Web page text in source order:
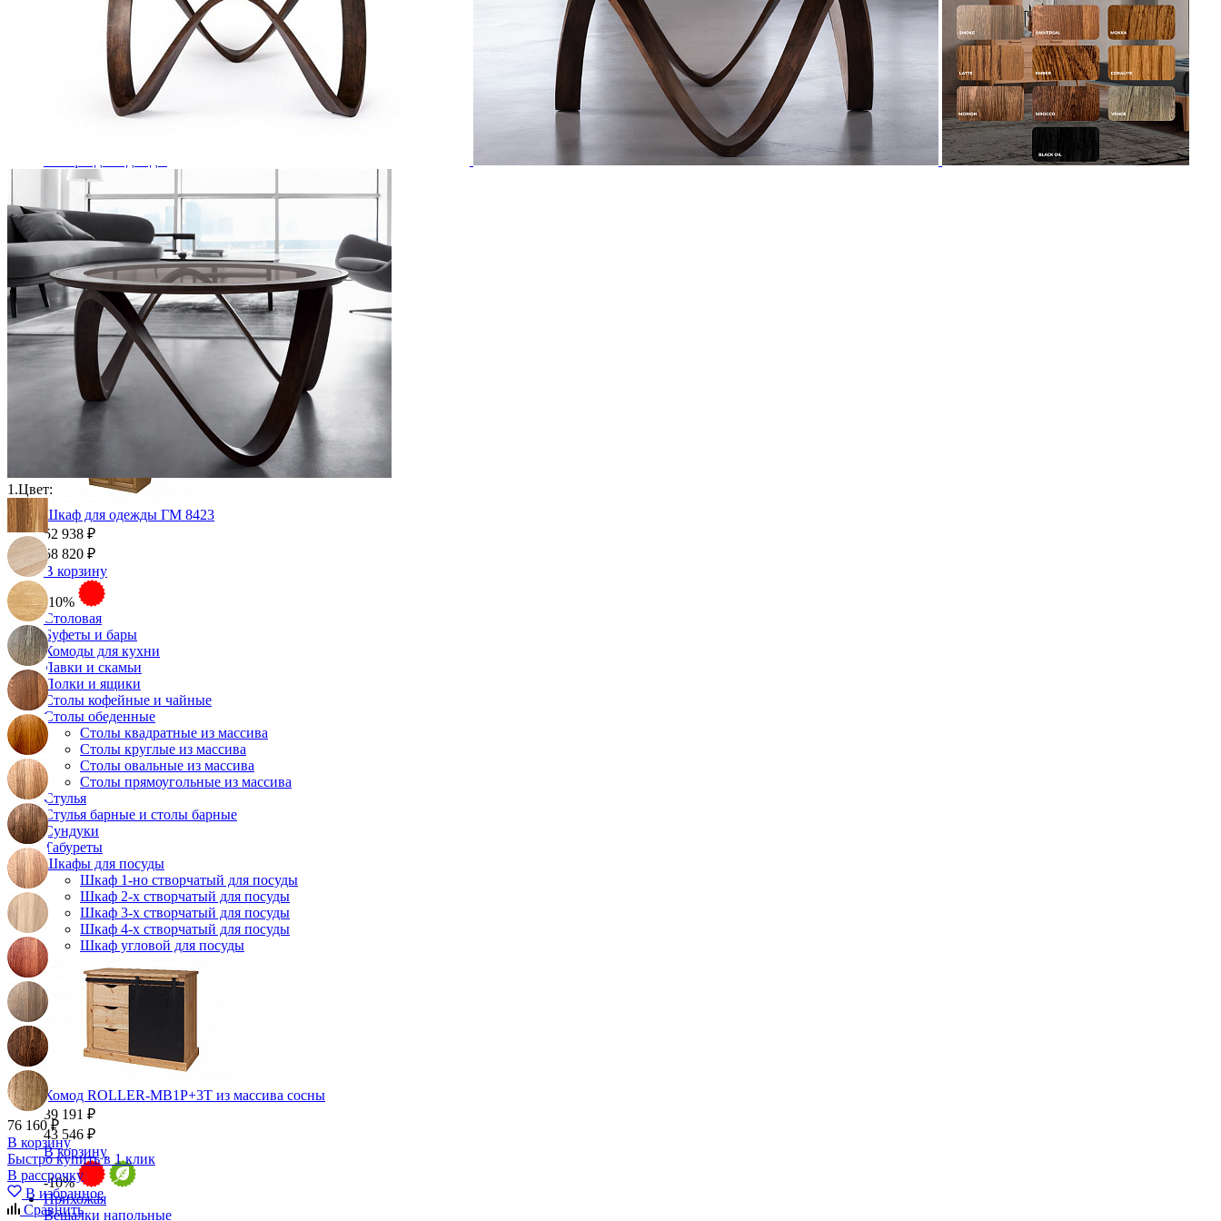
Кровати двуспальные
Кровати металлические
Кровати односпальные
Кровати полутороспальные
Решетки и настилы под матрас
Спальные гарнитуры
Антресоли на шкаф
Полки и ящики в шкаф для одежды
Шкаф 1-дверный для одежды и белья
Шкафы 2-х дверные для одежды и белья
Шкафы 3-х дверные для одежды и белья
Шкафы 4-х дверные для одежды и белья
Шкафы 5-ти дверные для одежды и белья
Шкафы 6-ти дверные для одежды и белья
Шкафы купе для одежды и белья
Шкафы угловые для одежды и белья
Ящики и короба
Шкаф для одежды ГМ 8423
52 938 ₽
58 820 ₽
В корзину
-10%
Столовая
Буфеты и бары
Комоды для кухни
Лавки и скамьи
Полки и ящики
Столы кофейные и чайные
Столы обеденные
Столы квадратные из массива
Столы круглые из массива
Столы овальные из массива
Столы прямоугольные из массива
Стулья
Стулья барные и столы барные
Сундуки
Табуреты
Шкафы для посуды
Шкаф 1-но створчатый для посуды
Шкаф 2-х створчатый для посуды
Шкаф 3-х створчатый для посуды
Шкаф 4-х створчатый для посуды
Шкаф угловой для посуды
Комод ROLLER-MB1P+3T из массива сосны
39 191 ₽
43 546 ₽
В корзину
-10%
Прихожая
Вешалки напольные
1.Цвет:
76 160 ₽
В корзину
Быстро купить в 1 клик
В рассрочку
В избранное
Сравнить